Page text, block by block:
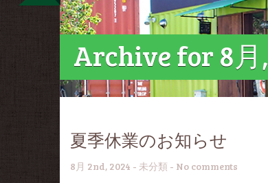
Archive for 8月
夏季休業のお知らせ
8月 2nd, 2024 - 未分類 - No comments